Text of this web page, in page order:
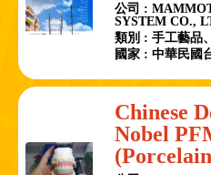
公司 :
SYSTEM CO.,
類別 : 手工藝品
國家 : 中華民國
Chinese
Nobel